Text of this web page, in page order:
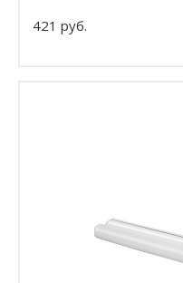
421 руб.